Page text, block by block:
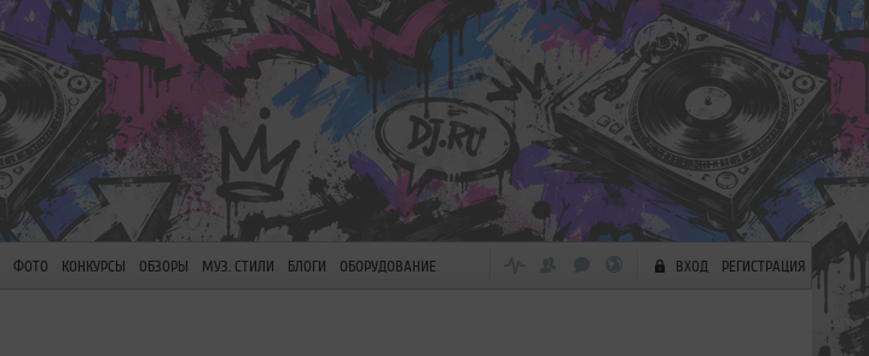
ФОТО КОНКУРСЫ ОБЗОРЫ МУЗ. СТИЛИ БЛОГИ ОБОРУДОВАНИЕ ВХОД РЕГИСТРАЦИЯ